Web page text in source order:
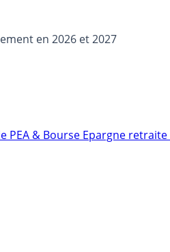
en 2026 et 2027
PEA & Bourse Epargne retraite